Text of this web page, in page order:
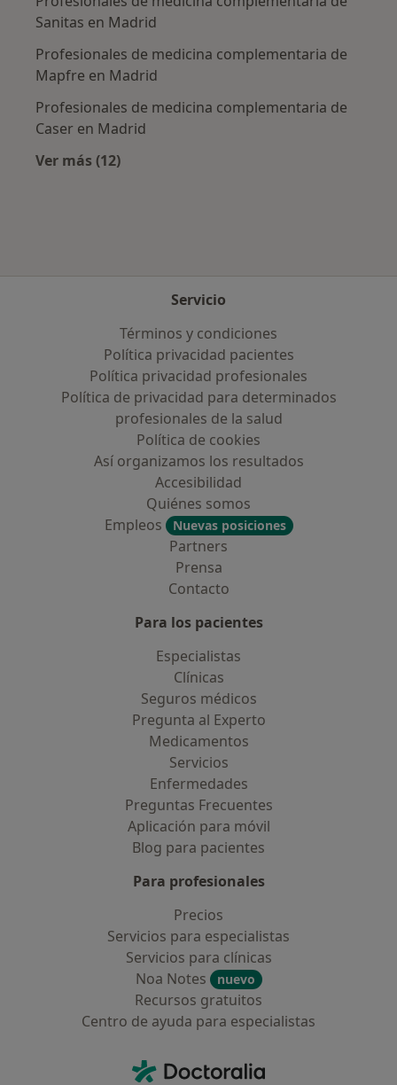
Sanitas en Madrid
Profesionales de medicina complementaria de
Mapfre en Madrid
Profesionales de medicina complementaria de
Caser en Madrid
Ver más (12)
Servicio
Términos y condiciones
Política privacidad pacientes
Política privacidad profesionales
Política de privacidad para determinados
profesionales de la salud
Política de cookies
Así organizamos los resultados
Accesibilidad
Quiénes somos
Empleos
Nuevas posiciones
Partners
Prensa
Contacto
Para los pacientes
Especialistas
Clínicas
Seguros médicos
Pregunta al Experto
Medicamentos
Servicios
Enfermedades
Preguntas Frecuentes
Aplicación para móvil
Blog para pacientes
Para profesionales
Precios
Servicios para especialistas
Servicios para clínicas
Noa Notes
nuevo
Recursos gratuitos
Centro de ayuda para especialistas
Doctoralia - Página de inicio